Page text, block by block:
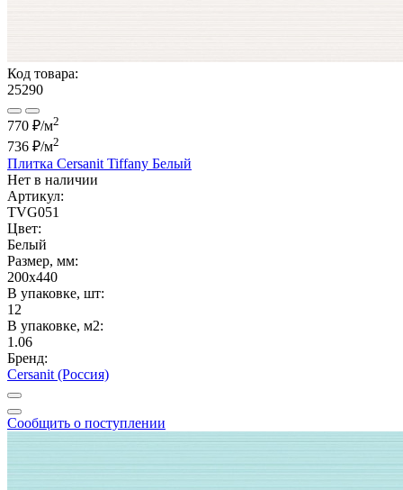
Код товара:
25290
770 ₽/м2
736 ₽/м2
Плитка Cersanit Tiffany Белый
Нет в наличии
Артикул:
TVG051
Цвет:
Белый
Размер, мм:
200x440
В упаковке, шт:
12
В упаковке, м2:
1.06
Бренд:
Cersanit (Россия)
Сообщить о поступлении